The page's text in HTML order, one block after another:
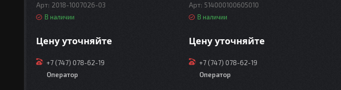
2018-1007026-03
В наличии
Цену уточняйте
+7 (747) 078-62-19
Оператор
514000100605010
В наличии
Цену уточняйте
+7 (747) 078-62-19
Оператор